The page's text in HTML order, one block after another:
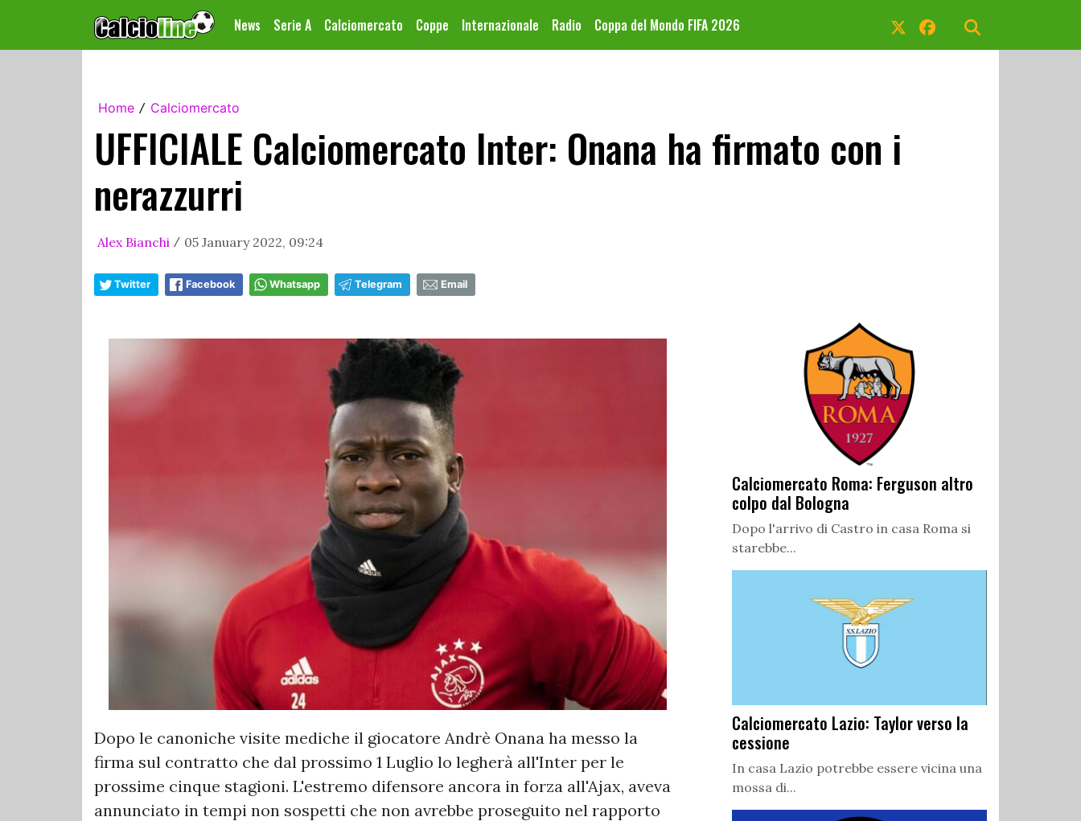
News Serie A Calciomercato Coppe Internazionale Radio Coppa del Mondo FIFA 2026
Home / Calciomercato
UFFICIALE Calciomercato Inter: Onana ha firmato con i
nerazzurri
Alex Bianchi / 05 January 2022, 09:24
Twitter Facebook Whatsapp Telegram Email
Dopo le canoniche visite mediche il giocatore Andrè Onana ha messo la
firma sul contratto che dal prossimo 1 Luglio lo legherà all'Inter per le
prossime cinque stagioni. L'estremo difensore ancora in forza all'Ajax, aveva
annunciato in tempi non sospetti che non avrebbe proseguito nel rapporto
Calciomercato Roma: Ferguson altro
colpo dal Bologna
Dopo l'arrivo di Castro in casa Roma si
starebbe...
Calciomercato Lazio: Taylor verso la
cessione
In casa Lazio potrebbe essere vicina una
mossa di...